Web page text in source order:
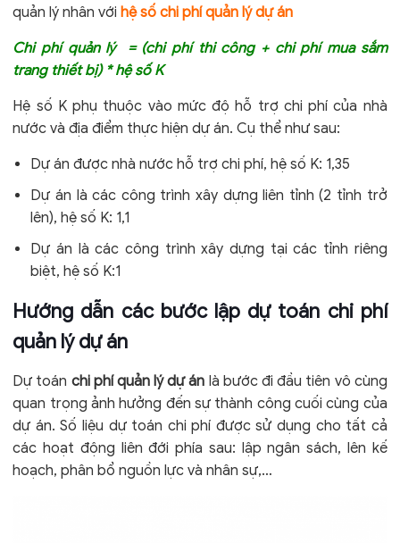
quản lý nhân vớihệ số chi phí quản lý dự án
Chi phí quản lý = (chi phí thi công + chi phí mua sắm
trang thiết bị) * hệ số K
Hệ số K phụ thuộc vào mức độ hỗ trợ chi phí của nhà
nước và địa điểm thực hiện dự án. Cụ thể như sau:
Dự án được nhà nước hỗ trợ chi phí, hệ số K: 1,35
Dự án là các công trình xây dựng liên tỉnh (2 tỉnh trở
lên), hệ số K: 1,1
Dự án là các công trình xây dựng tại các tỉnh riêng
biệt, hệ số K:1
Hướng dẫn các bước lập dự toán chi phí
quản lý dự án
Dự toán chi phí quản lý dự án là bước đi đầu tiên vô cùng
quan trọng ảnh hưởng đến sự thành công cuối cùng của
dự án. Số liệu dự toán chi phí được sử dụng cho tất cả
các hoạt động liên đới phía sau: lập ngân sách, lên kế
hoạch, phân bổ nguồn lực và nhân sự,…